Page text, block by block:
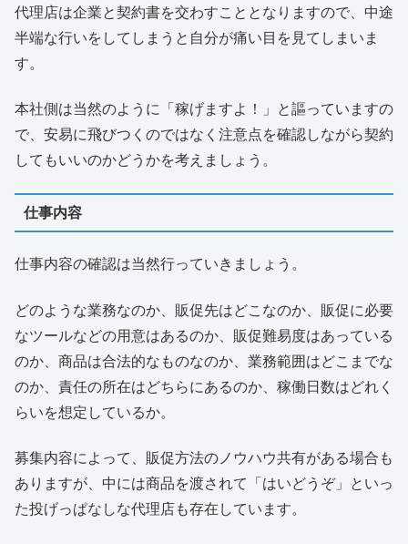
代理店は企業と契約書を交わすこととなりますので、中途
半端な行いをしてしまうと自分が痛い目を見てしまいま
す。
本社側は当然のように「稼げますよ！」と謳っていますの
で、安易に飛びつくのではなく注意点を確認しながら契約
してもいいのかどうかを考えましょう。
仕事内容
仕事内容の確認は当然行っていきましょう。
どのような業務なのか、販促先はどこなのか、販促に必要
なツールなどの用意はあるのか、販促難易度はあっている
のか、商品は合法的なものなのか、業務範囲はどこまでな
のか、責任の所在はどちらにあるのか、稼働日数はどれく
らいを想定しているか。
募集内容によって、販促方法のノウハウ共有がある場合も
ありますが、中には商品を渡されて「はいどうぞ」といっ
た投げっぱなしな代理店も存在しています。